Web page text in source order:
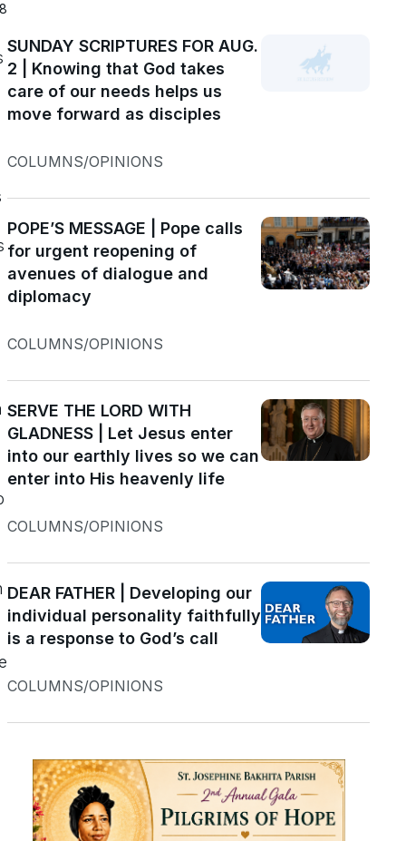
SUNDAY SCRIPTURES FOR AUG.
2 | Knowing that God takes
care of our needs helps us
move forward as disciples
COLUMNS/OPINIONS
POPE’S MESSAGE | Pope calls
for urgent reopening of
avenues of dialogue and
diplomacy
COLUMNS/OPINIONS
SERVE THE LORD WITH
GLADNESS | Let Jesus enter
into our earthly lives so we can
enter into His heavenly life
COLUMNS/OPINIONS
DEAR FATHER | Developing our
individual personality faithfully
is a response to God’s call
COLUMNS/OPINIONS